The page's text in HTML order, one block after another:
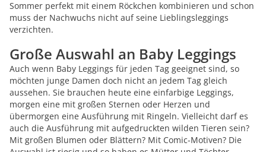
Sommer perfekt mit einem Röckchen kombinieren und schon
muss der Nachwuchs nicht auf seine Lieblingsleggings
verzichten.
Große Auswahl an Baby Leggings
Auch wenn Baby Leggings für jeden Tag geeignet sind, so
möchten junge Damen doch nicht an jedem Tag gleich
aussehen. Sie brauchen heute eine einfarbige Leggings,
morgen eine mit großen Sternen oder Herzen und
übermorgen eine Ausführung mit Ringeln. Vielleicht darf es
auch die Ausführung mit aufgedruckten wilden Tieren sein?
Mit großen Blumen oder Blättern? Mit Comic-Motiven? Die